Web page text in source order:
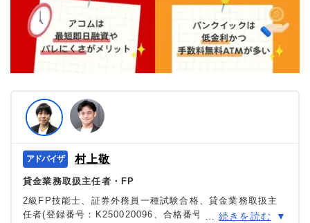
村上敬
貸金業務取扱主任者・FP
2級FP技能士、証券外務員一種試験合格、貸金業務取扱主
任者(登録番号：K250020096、合格番号：第F241000177
続きを読む